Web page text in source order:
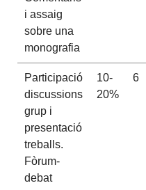
i assaig
sobre una
monografia
Participació
discussions
grup i
presentació
treballs.
Fòrum-
debat
10-
20%
6